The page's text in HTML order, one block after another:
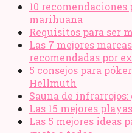
10
marihuana
Requisitos para ser
Las 7 mejores
recomendadas por
5 consejos para
Hellmuth
Sauna de
Las 15 mejores
Las 5 mejores ideas